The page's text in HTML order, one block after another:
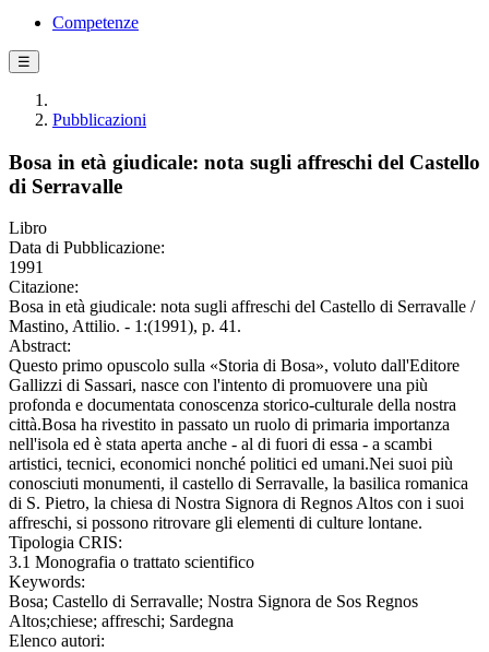
Competenze
☰
Pubblicazioni
Bosa in età giudicale: nota sugli affreschi del Castello
di Serravalle
Libro
Data di Pubblicazione:
1991
Citazione:
Bosa in età giudicale: nota sugli affreschi del Castello di Serravalle /
Mastino, Attilio. - 1:(1991), p. 41.
Abstract:
Questo primo opuscolo sulla «Storia di Bosa», voluto dall'Editore
Gallizzi di Sassari, nasce con l'intento di promuovere una più
profonda e documentata conoscenza storico-culturale della nostra
città.Bosa ha rivestito in passato un ruolo di primaria importanza
nell'isola ed è stata aperta anche - al di fuori di essa - a scambi
artistici, tecnici, economici nonché politici ed umani.Nei suoi più
conosciuti monumenti, il castello di Serravalle, la basilica romanica
di S. Pietro, la chiesa di Nostra Signora di Regnos Altos con i suoi
affreschi, si possono ritrovare gli elementi di culture lontane.
Tipologia CRIS:
3.1 Monografia o trattato scientifico
Keywords:
Bosa; Castello di Serravalle; Nostra Signora de Sos Regnos
Altos;chiese; affreschi; Sardegna
Elenco autori: